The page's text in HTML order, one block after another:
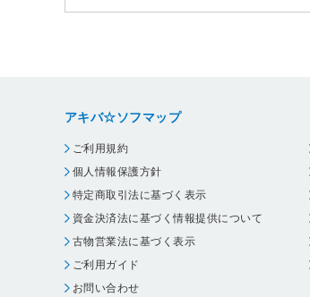
アキバ☆ソフマップ
ご利用規約
個人情報保護方針
特定商取引法に基づく表示
資金決済法に基づく情報提供について
古物営業法に基づく表示
ご利用ガイド
お問い合わせ